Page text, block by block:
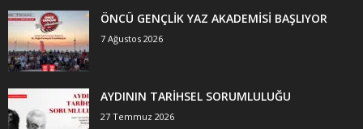
ÖNCÜ GENÇLİK YAZ AKADEMİSİ BAŞLIYOR
7 Ağustos 2026
AYDININ TARİHSEL SORUMLULUĞU
27 Temmuz 2026